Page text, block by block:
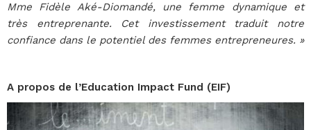
Mme Fidèle Aké-Diomandé, une femme dynamique et
très entreprenante. Cet investissement traduit notre
confiance dans le potentiel des femmes entrepreneures. »
A propos de l’Education Impact Fund (EIF)